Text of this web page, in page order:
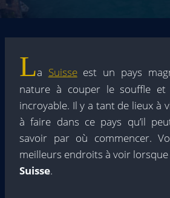
La Suisseest un pays
nature à couper le souffle et
incroyable. Il y a tant de lieux à
à faire dans ce pays qu’il
savoir par où commencer.
meilleurs endroits à voir lorsque
Suisse.